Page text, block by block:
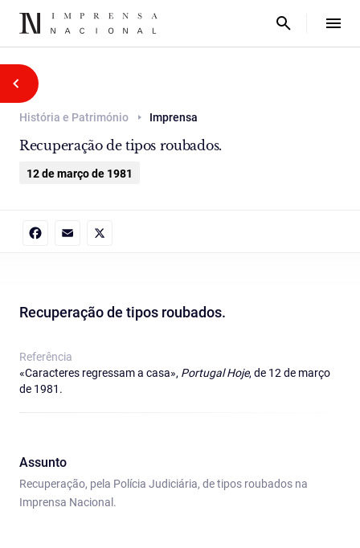
História e Património Imprensa
Recuperação de tipos roubados.
12 de março de 1981
Recuperação de tipos roubados.
Referência
«Caracteres regressam a casa», Portugal Hoje, de 12 de março
de 1981.
Assunto
Recuperação, pela Polícia Judiciária, de tipos roubados na
Imprensa Nacional.